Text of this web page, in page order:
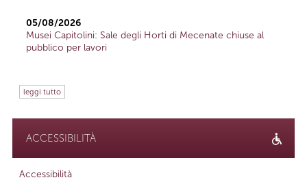
05/08/2026
Musei Capitolini: Sale degli Horti di Mecenate chiuse al
pubblico per lavori
leggi tutto
ACCESSIBILITÀ
Accessibilità